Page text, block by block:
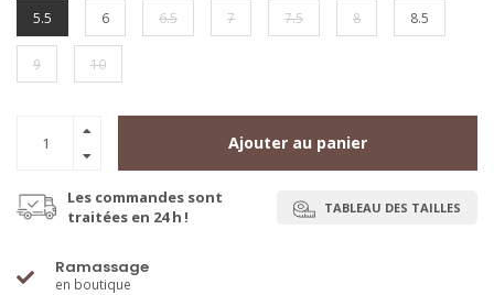
5.5 6 6.5 7 7.5 8 8.5
9 10
Ajouter au panier
Les commandes sont
traitées en 24 h !
TABLEAU DES TAILLES
Ramassage
en boutique